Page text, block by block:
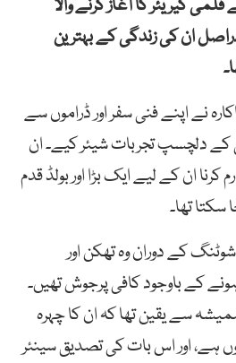
کیریئر کا آغاز کرنے والا
ان کی زندگی کے بہترین
نے اپنے فنی سفر اور ڈراموں سے
دلچسپ تجربات شیئر کیے۔ ان
کرنا ان کے لیے ایک بڑا اور بولڈ قدم
تھا۔
شوٹنگ کے دوران وہ تھکن اور
کے باوجود کافی پرجوش تھیں۔
سے یقین تھا کہ ان کا چہرہ
اور اس بات کی تصدیق سینئر